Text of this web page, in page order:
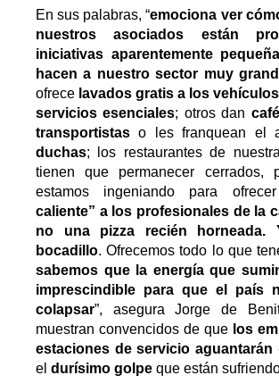
En sus palabras, “emociona ver
nuestros asociados están
iniciativas aparentemente
hacen a nuestro sector muy
ofrece lavados gratis a los
servicios esenciales; otros dan
transportistas o les franquean el
duchas; los restaurantes de
tienen que permanecer cerrados,
estamos ingeniando para
caliente” a los profesionales de la
no una pizza recién
bocadillo. Ofrecemos todo lo que
sabemos que la energía que
imprescindible para que el país
colapsar”, asegura Jorge de
muestran convencidos de que los
estaciones de servicio aguantarán
el durísimo golpe que están